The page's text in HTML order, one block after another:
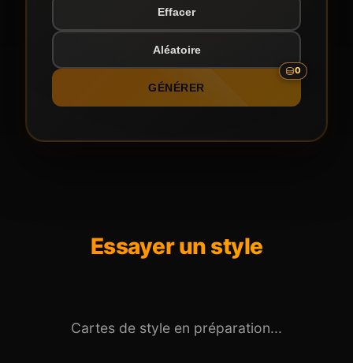
Effacer
Aléatoire
GÉNÉRER
0
Essayer un style
Cartes de style en préparation...